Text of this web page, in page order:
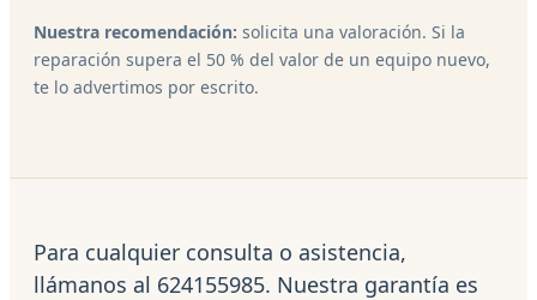
Nuestra recomendación: solicita una valoración. Si la
reparación supera el 50 % del valor de un equipo nuevo,
te lo advertimos por escrito.
Para cualquier consulta o asistencia,
llámanos al 624155985. Nuestra garantía es